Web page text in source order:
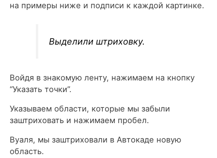
на примеры ниже и подписи к каждой картинке.
Выделили штриховку.
Войдя в знакомую ленту, нажимаем на кнопку
“Указать точки”.
Указываем области, которые мы забыли
заштриховать и нажимаем пробел.
Вуаля, мы заштриховали в Автокаде новую
область.